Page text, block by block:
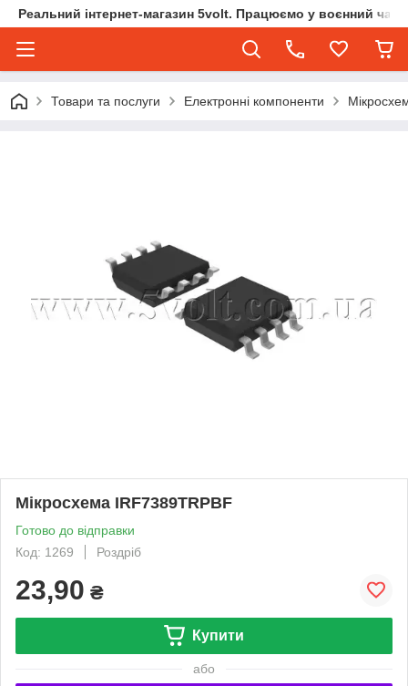
Реальний інтернет-магазин 5volt. Працюємо у воєнний
Товари та послуги Електронні компоненти
Мікросхема IRF7389TRPBF
Готово до відправки
Код: 1269
Роздріб
23,90 ₴
Купити
або